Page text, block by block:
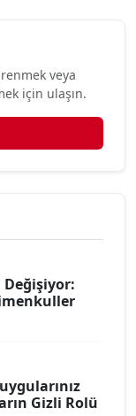
veya
için ulaşın.
Değişiyor:
Gizli Rolü